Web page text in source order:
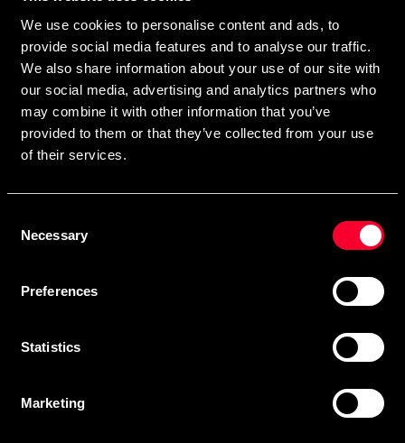
We use cookies to personalise content and ads, to
provide social media features and to analyse our traffic.
We also share information about your use of our site with
our social media, advertising and analytics partners who
may combine it with other information that you’ve
provided to them or that they’ve collected from your use
of their services.
Selection
Necessary
Preferences
Statistics
Marketing
Ved at tilmelde dig vores nyhedsbrev accepterer du vores
privatlivspolitik
Kontakt os
Staffanstorpsvägen 115
MVA-nummer: SE556053342301
info@budofitness.dk